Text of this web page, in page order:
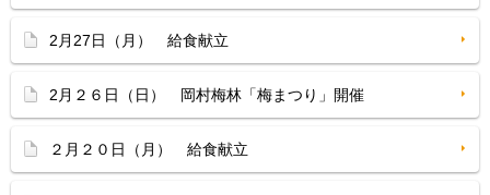
2月27日（月） 給食献立
2月２６日（日） 岡村梅林「梅まつり」開催
２月２０日（月） 給食献立